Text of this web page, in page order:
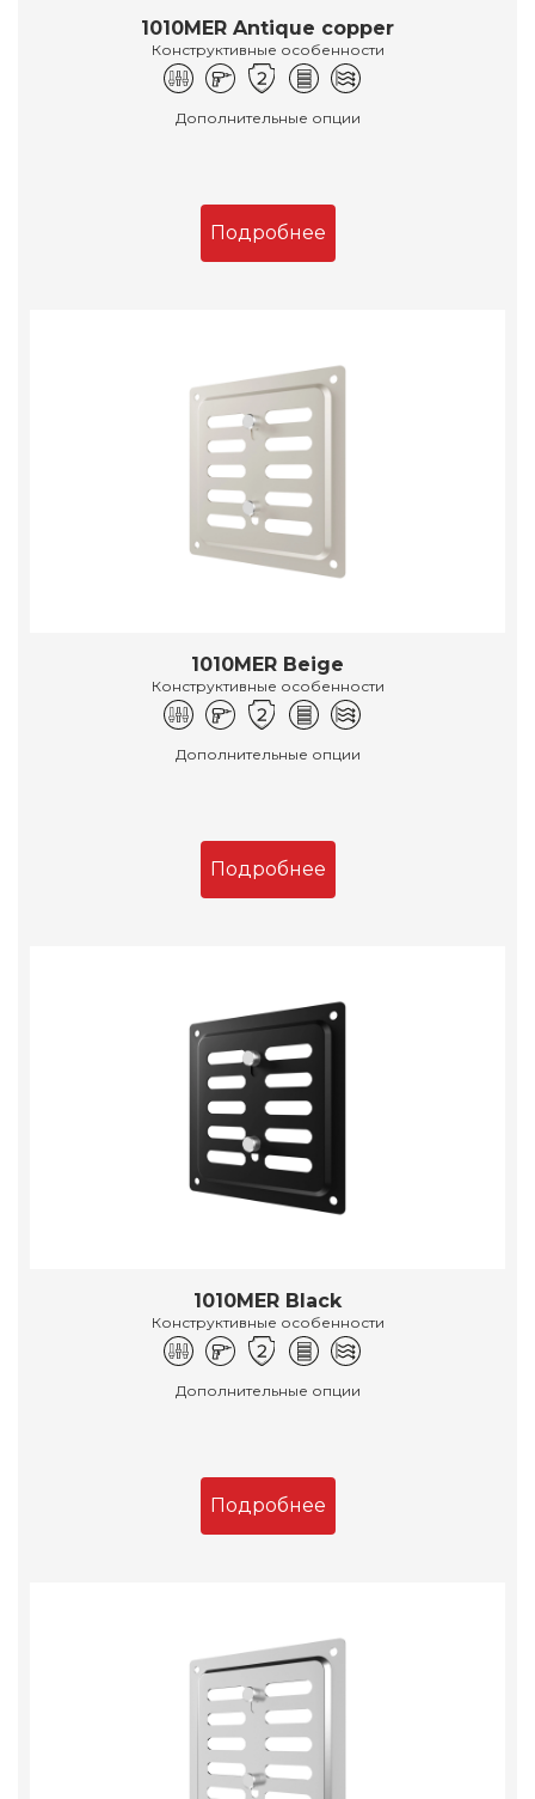
1010MER Antique copper
Конструктивные особенности
Дополнительные опции
Подробнее
1010MER Beige
Конструктивные особенности
Дополнительные опции
Подробнее
1010MER Black
Конструктивные особенности
Дополнительные опции
Подробнее